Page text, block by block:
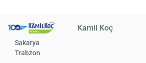
Kamil Koç
Sakarya
Trabzon